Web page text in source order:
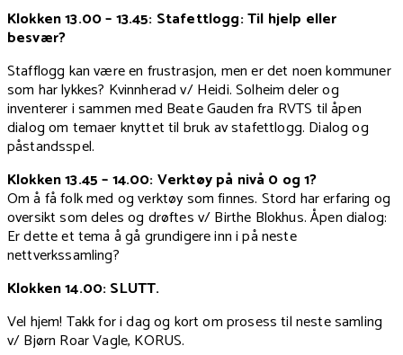
Klokken 13.00 – 13.45: Stafettlogg: Til hjelp eller
besvær?
Stafflogg kan være en frustrasjon, men er det noen kommuner
som har lykkes? Kvinnherad v/ Heidi. Solheim deler og
inventerer i sammen med Beate Gauden fra RVTS til åpen
dialog om temaer knyttet til bruk av stafettlogg. Dialog og
påstandsspel.
Klokken 13.45 – 14.00: Verktøy på nivå 0 og 1?
Om å få folk med og verktøy som finnes. Stord har erfaring og
oversikt som deles og drøftes v/ Birthe Blokhus. Åpen dialog:
Er dette et tema å gå grundigere inn i på neste
nettverkssamling?
Klokken 14.00: SLUTT.
Vel hjem! Takk for i dag og kort om prosess til neste samling
v/ Bjørn Roar Vagle, KORUS.